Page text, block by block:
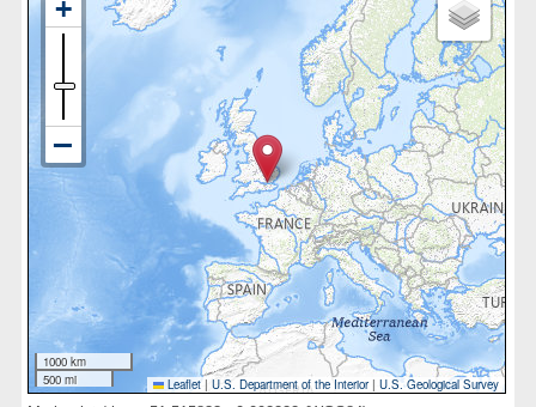
1000 km
500 mi
Leaflet | U.S. Department of the Interior|U.S. Geological Survey